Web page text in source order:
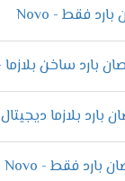
الجاف
للعميل
تكون ثلج